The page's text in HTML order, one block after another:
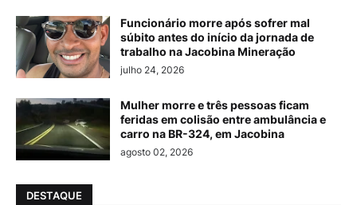
Funcionário morre após sofrer mal
súbito antes do início da jornada de
trabalho na Jacobina Mineração
julho 24, 2026
Mulher morre e três pessoas ficam
feridas em colisão entre ambulância e
carro na BR-324, em Jacobina
agosto 02, 2026
DESTAQUE